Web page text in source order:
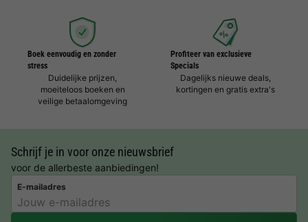
Boek eenvoudig en zonder
stress
Duidelijke prijzen,
moeiteloos boeken en
veilige betaalomgeving
Profiteer van exclusieve
Specials
Dagelijks nieuwe deals,
kortingen en gratis extra's
Schrijf je in voor onze nieuwsbrief
voor de allerbeste aanbiedingen!
E-mailadres